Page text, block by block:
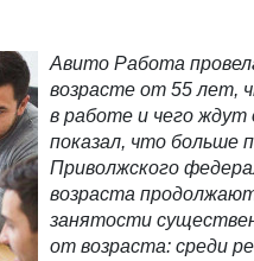
Авито Работа
возрасте от 55 лет,
в работе и чего
показал, что больше
Приволжского
возраста
занятости
от возраста: среди